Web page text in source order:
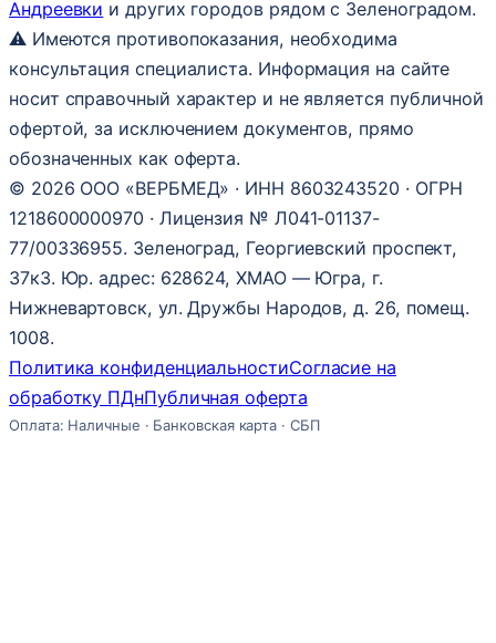
Андреевки и других городов рядом с Зеленоградом.
⚠ Имеются противопоказания, необходима
консультация специалиста. Информация на сайте
носит справочный характер и не является публичной
офертой, за исключением документов, прямо
обозначенных как оферта.
© 2026 ООО «ВЕРБМЕД» · ИНН 8603243520 · ОГРН
1218600000970 · Лицензия № Л041-01137-
77/00336955. Зеленоград, Георгиевский проспект,
37к3. Юр. адрес: 628624, ХМАО — Югра, г.
Нижневартовск, ул. Дружбы Народов, д. 26, помещ.
1008.
Политика конфиденциальностиСогласие на
обработку ПДнПубличная оферта
Оплата: Наличные · Банковская карта · СБП